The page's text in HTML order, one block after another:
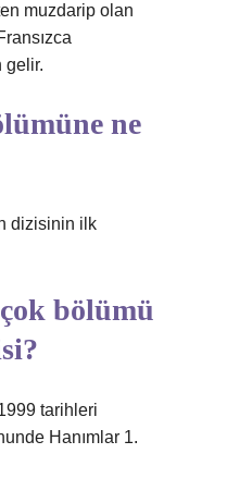
muzdarip olan
gelir.
ne
dizisinin ilk
bölümü
tarihleri
Hanımlar 1.